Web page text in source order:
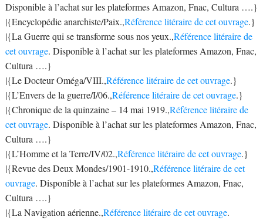
Disponible à l’achat sur les plateformes Amazon, Fnac, Cultura ….}
|{Encyclopédie anarchiste/Paix.,Référence litéraire de cet ouvrage.}
|{La Guerre qui se transforme sous nos yeux.,Référence litéraire de
cet ouvrage. Disponible à l’achat sur les plateformes Amazon, Fnac,
Cultura ….}
|{Le Docteur Oméga/VIII.,Référence litéraire de cet ouvrage.}
|{L’Envers de la guerre/I/06.,Référence litéraire de cet ouvrage.}
|{Chronique de la quinzaine – 14 mai 1919.,Référence litéraire de
cet ouvrage. Disponible à l’achat sur les plateformes Amazon, Fnac,
Cultura ….}
|{L’Homme et la Terre/IV/02.,Référence litéraire de cet ouvrage.}
|{Revue des Deux Mondes/1901-1910.,Référence litéraire de cet
ouvrage. Disponible à l’achat sur les plateformes Amazon, Fnac,
Cultura ….}
|{La Navigation aérienne.,Référence litéraire de cet ouvrage.